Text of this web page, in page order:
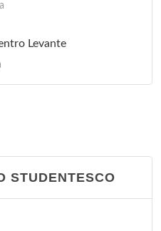
Levante
STUDENTESCO